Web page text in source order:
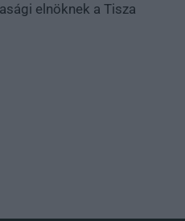
elnöknek a Tisza